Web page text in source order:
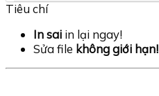
Tiêu chí
In sai in lại ngay!
Sửa file không giới hạn!